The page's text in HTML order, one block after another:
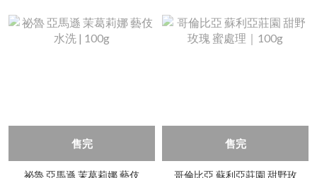
售完
祕魯 亞馬遜 茉葛莉娜 藝伎
售完
哥倫比亞 蘇利亞莊園 甜野玫